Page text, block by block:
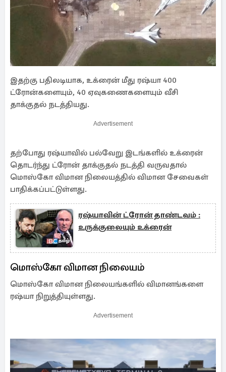
இதற்கு பதிலடியாக, உக்ரைன் மீது ரஷ்யா 400
ட்ரோன்களையும், 40 ஏவுகணைகளையும் வீசி
தாக்குதல் நடத்தியது.
Advertisement
தற்போது ரஷ்யாவில் பல்வேறு இடங்களில் உக்ரைன்
தொடர்ந்து ட்ரோன் தாக்குதல் நடத்தி வருவதால்
மொஸ்கோ விமான நிலையத்தில் விமான சேவைகள்
பாதிக்கப்பட்டுள்ளது.
ரஷ்யாவின் ட்ரோன் தாண்டவம் :
உருக்குலையும் உக்ரைன்
மொஸ்கோ விமான நிலையம்
மொஸ்கோ விமான நிலையங்களில் விமானங்களை
ரஷ்யா நிறுத்தியுள்ளது.
Advertisement